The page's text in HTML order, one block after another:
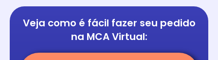
Veja como é fácil fazer seu pedido
na MCA Virtual: